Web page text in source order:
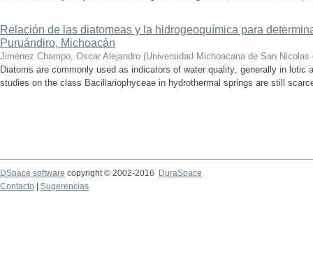
Relación de las diatomeas y la hidrogeoquímica para
Puruándiro, Michoacán
Jiménez Champo, Oscar Alejandro (Universidad Michoacana de San Nicolas
Diatoms are commonly used as indicators of water quality, generally in
studies on the class Bacillariophyceae in hydrothermal springs are still
DSpace software copyright © 2002-2016
DuraSpace
Contacto
Sugerencias